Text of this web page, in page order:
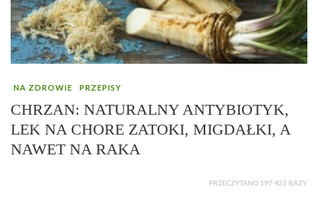
NA ZDROWIE PRZEPISY
CHRZAN: NATURALNY ANTYBIOTYK,
LEK NA CHORE ZATOKI, MIGDAŁKI, A
NAWET NA RAKA
PRZECZYTANO 197 423 RAZY